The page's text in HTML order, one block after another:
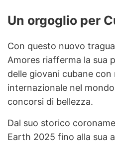
Un orgoglio per
Con questo nuovo
Amores riafferma la sua
delle giovani cubane
internazionale nel
concorsi di bellezza.
Dal suo storico
Earth 2025 fino alla sua